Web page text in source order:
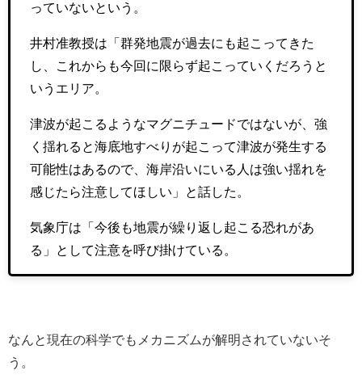
っていないという。
井村准教授は「群発地震が過去にも起こってきた
し、これからも今回に限らず起こっていくだろうと
いうエリア。
津波が起こるようなマグニチュードではないが、強
く揺れると海底地すべりが起こって津波が発生する
可能性はあるので、海岸沿いにいる人は強い揺れを
感じたら注意してほしい」と話した。
気象庁は「今後も地震が繰り返し起こる恐れがあ
る」として注意を呼び掛けている。
なんと現在の科学でもメカニズムが解明されていないそ
う。